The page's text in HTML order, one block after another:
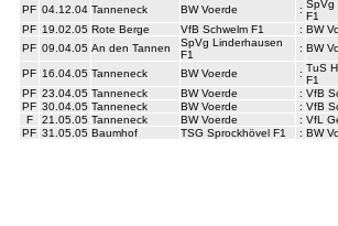
PF 04.12.04 Tanneneck BW Voerde : SpVg
F1
PF 19.02.05 Rote Berge VfB Schwelm F1 : BW
PF 09.04.05 An den Tannen
SpVg Linderhausen
F1
: BW
PF 16.04.05 Tanneneck BW Voerde : TuS
F1
PF 23.04.05 Tanneneck BW Voerde : VfB
PF 30.04.05 Tanneneck BW Voerde : VfB
F
21.05.05 Tanneneck BW Voerde : VfL
PF 31.05.05 Baumhof TSG Sprockhövel F1 : BW